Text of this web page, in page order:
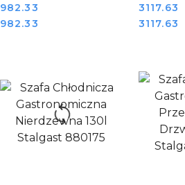
Cena:
982.33
Cena:
982.33
Cena:
3117.63
Cena:
3117.63